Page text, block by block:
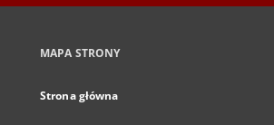
MAPA STRONY
Strona główna